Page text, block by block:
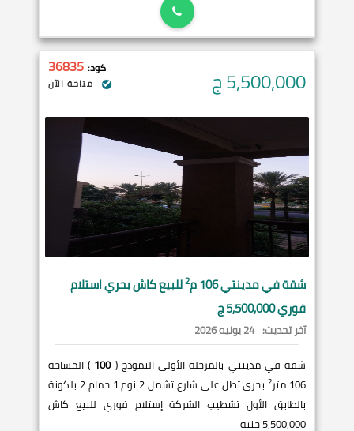
5,500,000ج كود: 36835
متاحة الآن
شقة فيمدينتي106 م 2للبيع كاش بحري استلام
فوري 5,500,000 ج
آخر تحديث: 24 يونيه 2026
شقة في مدينتي بالمرحلة الأولى النموذج (100 ) المساحة
106 متر
2
بحري تطل على شارع تشمل 2 نوم 1 حمام 2 بلكونة
بالطابق الأول تشطيب الشركة إستلام فوري للبيع كاش
5,500,000 جنيه